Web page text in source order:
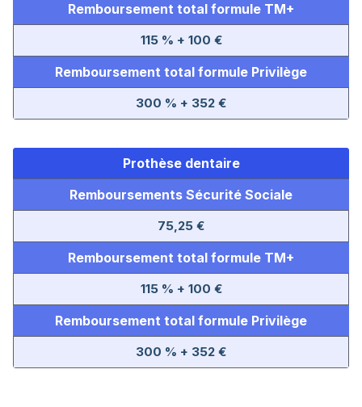
Remboursement total formule TM+
115 % + 100 €
Remboursement total formule Privilège
300 % + 352 €
Prothèse dentaire
Remboursements Sécurité Sociale
75,25 €
Remboursement total formule TM+
115 % + 100 €
Remboursement total formule Privilège
300 % + 352 €